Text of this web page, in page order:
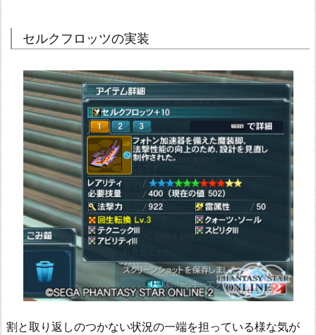
セルクフロッツの実装
割と取り返しのつかない状況の一端を担っている様な気が